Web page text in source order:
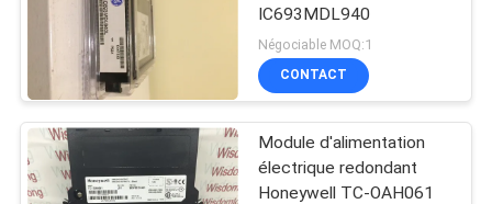
IC693MDL940
Négociable MOQ:1
CONTACT
Module d'alimentation
électrique redondant
Honeywell TC-OAH061